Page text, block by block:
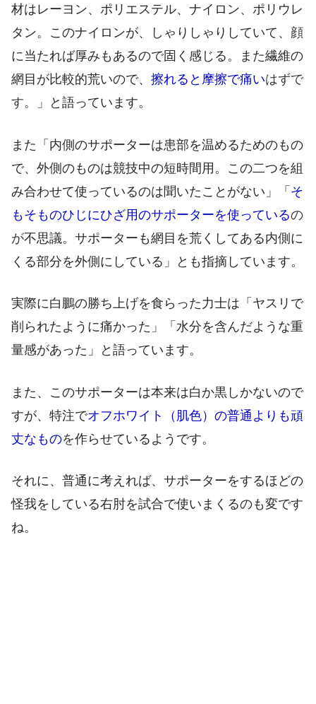
材はレーヨン、ポリエステル、ナイロン、ポリウレ
タン。このナイロンが、しゃりしゃりしていて、顔
に当たれば厚みもあるので固く感じる。また繊維の
網目が比較的荒いので、 擦れると摩擦で痛いはずで
す。」 と語っています。
また「内側のサポーターは患部を温めるためのもの
で、外側のものは競技中の短時間用。この二つを組
み合わせて使っているのは聞いたことがない」「 そ
もそものひじにひざ用のサポーターを使っているの
が不思議。サポーターも網目を荒くしてある内側に
くる部分を外側にしている」とも指摘しています。
実際に白鵬の勝ち上げを食らった力士は「ヤスリで
削られたように痛かった」「水分を含んだような重
量感があった」と語っています。
また、このサポーターは本来は白か黒しかないので
すが、特注でオフホワイト（肌色）の普通よりも頑
丈なものを作らせているようです。
それに、普通に考えれば、サポーターをするほどの
怪我をしている右肘を試合で使いまくるのも変です
ね。